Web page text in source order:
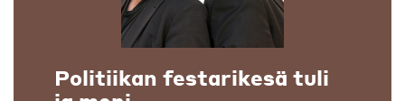
Politiikan festarikesä tuli